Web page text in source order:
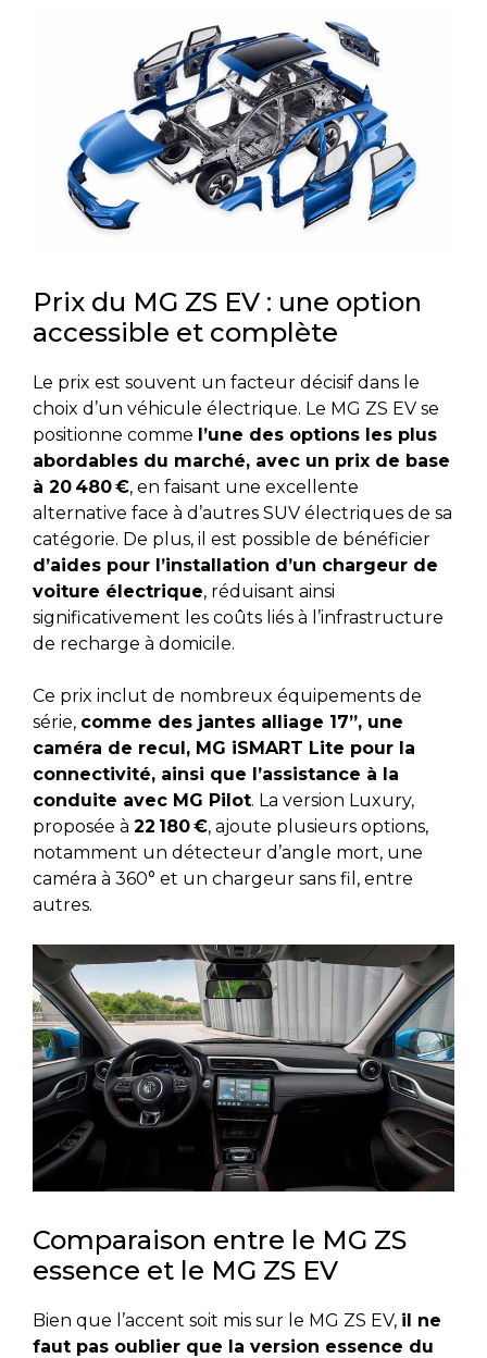
Prix du MG ZS EV : une option
accessible et complète
Le prix est souvent un facteur décisif dans le
choix d’un véhicule électrique. Le MG ZS EV se
positionne comme l’une des options les plus
abordables du marché, avec un prix de base
à 20 480 €, en faisant une excellente
alternative face à d’autres SUV électriques de sa
catégorie. De plus, il est possible de bénéficier
d’aides pour l’installation d’un chargeur de
voiture électrique, réduisant ainsi
significativement les coûts liés à l’infrastructure
de recharge à domicile.
Ce prix inclut de nombreux équipements de
série, comme des jantes alliage 17”, une
caméra de recul, MG iSMART Lite pour la
connectivité, ainsi que l’assistance à la
conduite avec MG Pilot. La version Luxury,
proposée à 22 180 €, ajoute plusieurs options,
notamment un détecteur d’angle mort, une
caméra à 360° et un chargeur sans fil, entre
autres.
Comparaison entre le MG ZS
essence et le MG ZS EV
Bien que l’accent soit mis sur le MG ZS EV, il ne
faut pas oublier que la version essence du